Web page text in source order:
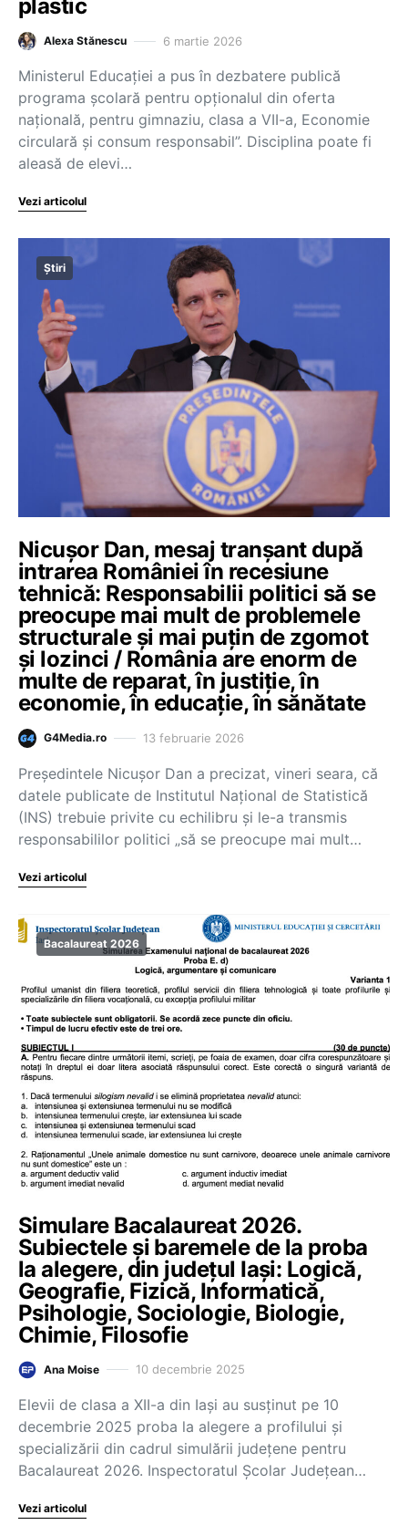
plastic
Alexa Stănescu 6 martie 2026
Ministerul Educației a pus în dezbatere publică
programa școlară pentru opționalul din oferta
națională, pentru gimnaziu, clasa a VII-a, Economie
circulară și consum responsabil”. Disciplina poate fi
aleasă de elevi…
Vezi articolul
Știri
Nicușor Dan, mesaj tranșant după
intrarea României în recesiune
tehnică: Responsabilii politici să se
preocupe mai mult de problemele
structurale și mai puțin de zgomot
și lozinci / România are enorm de
multe de reparat, în justiție, în
economie, în educație, în sănătate
G4Media.ro 13 februarie 2026
Președintele Nicușor Dan a precizat, vineri seara, că
datele publicate de Institutul Național de Statistică
(INS) trebuie privite cu echilibru și le-a transmis
responsabililor politici „să se preocupe mai mult…
Vezi articolul
Bacalaureat 2026
Simulare Bacalaureat 2026.
Subiectele și baremele de la proba
la alegere, din județul Iași: Logică,
Geografie, Fizică, Informatică,
Psihologie, Sociologie, Biologie,
Chimie, Filosofie
Ana Moise 10 decembrie 2025
Elevii de clasa a XII-a din Iași au susținut pe 10
decembrie 2025 proba la alegere a profilului și
specializării din cadrul simulării județene pentru
Bacalaureat 2026. Inspectoratul Școlar Județean…
Vezi articolul